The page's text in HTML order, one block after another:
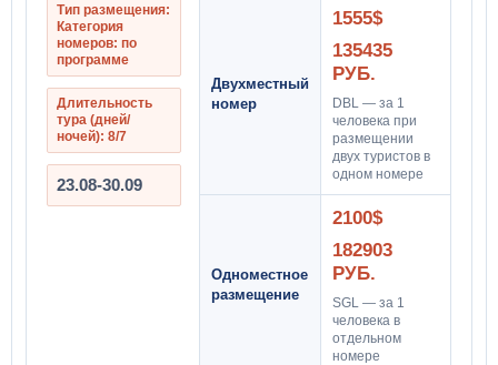
Тип размещения:
Категория
номеров: по
программе
Длительность
тура (дней/
ночей): 8/7
23.08-30.09
Двухместный
номер
1555$
135435
РУБ.
DBL — за 1
человека при
размещении
двух туристов в
одном номере
Одноместное
размещение
2100$
182903
РУБ.
SGL — за 1
человека в
отдельном
номере